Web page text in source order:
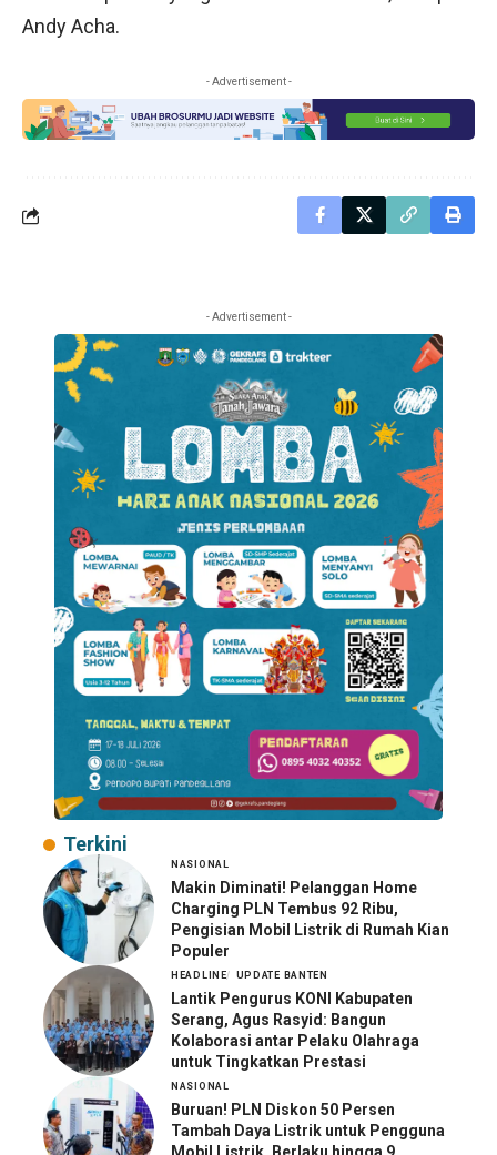
Andy Acha.
- Advertisement -
- Advertisement -
Terkini
NASIONAL
Makin Diminati! Pelanggan Home
Charging PLN Tembus 92 Ribu,
Pengisian Mobil Listrik di Rumah Kian
Populer
HEADLINE UPDATE BANTEN
Lantik Pengurus KONI Kabupaten
Serang, Agus Rasyid: Bangun
Kolaborasi antar Pelaku Olahraga
untuk Tingkatkan Prestasi
NASIONAL
Buruan! PLN Diskon 50 Persen
Tambah Daya Listrik untuk Pengguna
Mobil Listrik, Berlaku hingga 9